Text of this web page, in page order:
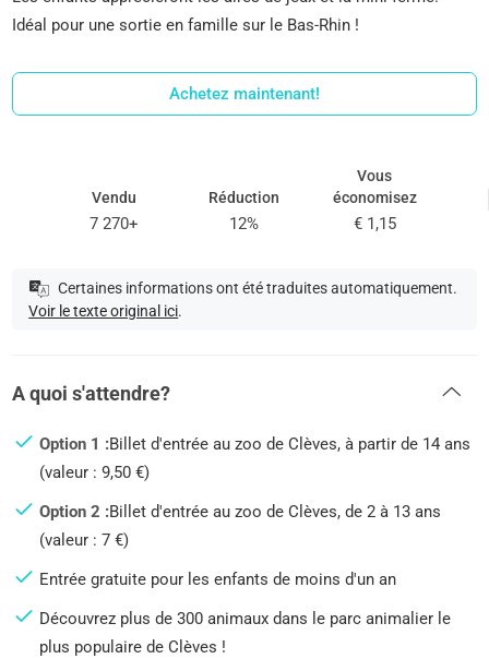
Idéal pour une sortie en famille sur le Bas-Rhin !
Achetez maintenant!
Vendu
7 270+
Réduction
12%
Vous
économisez
€ 1,15
Certaines informations ont été traduites automatiquement.
Voir le texte original ici.
A quoi s'attendre?
Option 1 :Billet d'entrée au zoo de Clèves, à partir de 14 ans
(valeur : 9,50 €)
Option 2 :Billet d'entrée au zoo de Clèves, de 2 à 13 ans
(valeur : 7 €)
Entrée gratuite pour les enfants de moins d'un an
Découvrez plus de 300 animaux dans le parc animalier le
plus populaire de Clèves !